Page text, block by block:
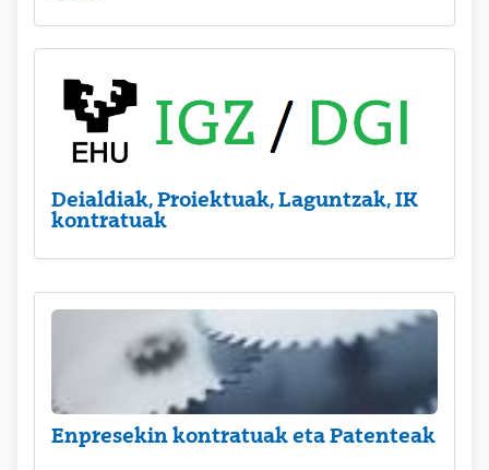
Deialdiak, Proiektuak, Laguntzak, IK
kontratuak
Enpresekin kontratuak eta Patenteak